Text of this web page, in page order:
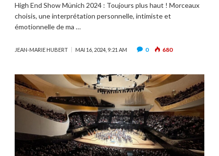
High End Show Münich 2024 : Toujours plus haut ! Morceaux
choisis, une interprétation personnelle, intimiste et
émotionnelle de ma …
JEAN-MARIE HUBERT MAI 16, 2024, 9:21 AM 0 680